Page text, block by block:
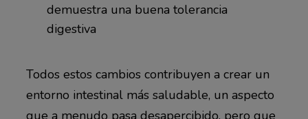
demuestra una buena tolerancia
digestiva
Todos estos cambios contribuyen a crear un
entorno intestinal más saludable, un aspecto